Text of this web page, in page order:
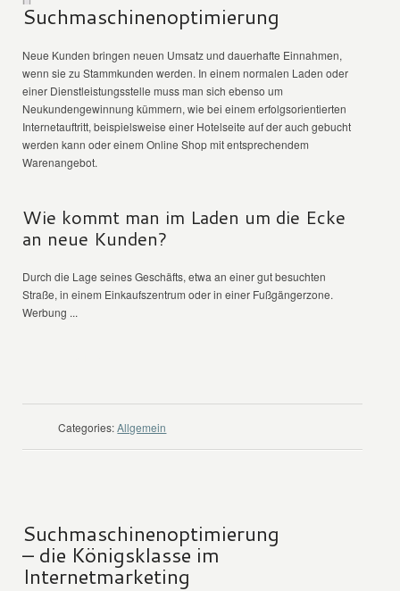
Suchmaschinenoptimierung
Neue Kunden bringen neuen Umsatz und dauerhafte Einnahmen,
wenn sie zu Stammkunden werden. In einem normalen Laden oder
einer Dienstleistungsstelle muss man sich ebenso um
Neukundengewinnung kümmern, wie bei einem erfolgsorientierten
Internetauftritt, beispielsweise einer Hotelseite auf der auch gebucht
werden kann oder einem Online Shop mit entsprechendem
Warenangebot.
Wie kommt man im Laden um die Ecke
an neue Kunden?
Durch die Lage seines Geschäfts, etwa an einer gut besuchten
Straße, in einem Einkaufszentrum oder in einer Fußgängerzone.
Werbung ...
Categories: Allgemein
Suchmaschinenoptimierung
– die Königsklasse im
Internetmarketing